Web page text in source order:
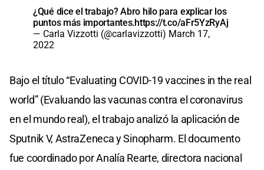
¿Qué dice el trabajo? Abro hilo para explicar los
puntos más importantes.https://t.co/aFr5YzRyAj
— Carla Vizzotti (@carlavizzotti) March 17,
2022
Bajo el título “Evaluating COVID-19 vaccines in the real
world” (Evaluando las vacunas contra el coronavirus
en el mundo real), el trabajo analizó la aplicación de
Sputnik V, AstraZeneca y Sinopharm. El documento
fue coordinado por Analía Rearte, directora nacional